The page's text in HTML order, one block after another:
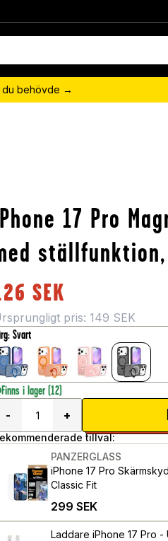
du behövde →
17 Pro
SEK
pris: 149 SEK
:Svart
Finns i lager (12)
-
+
tillval:
PANZERGLASS
iPhone 17 Pro
Classic Fit
299 SEK
Laddare iPhone 17 Pro -